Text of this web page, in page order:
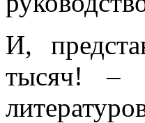
И,
тысяч! –